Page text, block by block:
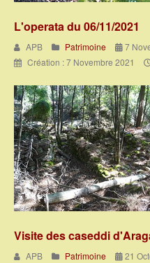
L'operata du 06/11/2021
APB Patrimoine
7
Création : 7 Novembre 2021
Visite des caseddi
APB Patrimoine
21